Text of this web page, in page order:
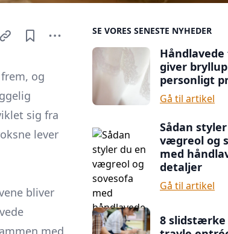
og
sig fra
lever
bliver
med
Sidebar
SE VORES SENESTE NYHEDER
giver
personligt
Gå til artikel
Sådan
vægreol og
med
detaljer
Gå til artikel
8